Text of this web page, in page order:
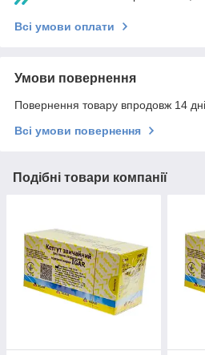
Всі умови оплати
Умови повернення
Повернення товару впродовж 14
Всі умови повернення
Подібні товари компанії